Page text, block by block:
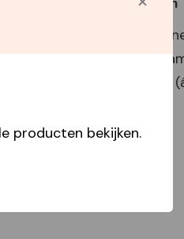
producten bekijken.
Best Buy
Displaybox
Perennials In Bags